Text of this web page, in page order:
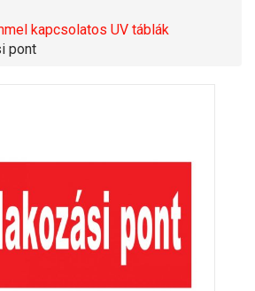
kapcsolatos UV táblák
pont